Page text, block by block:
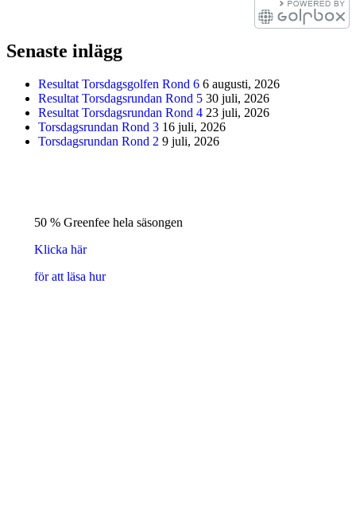
Senaste inlägg
Resultat Torsdagsgolfen Rond 6 6 augusti, 2026
Resultat Torsdagsrundan Rond 5 30 juli, 2026
Resultat Torsdagsrundan Rond 4 23 juli, 2026
Torsdagsrundan Rond 3 16 juli, 2026
Torsdagsrundan Rond 2 9 juli, 2026
50 % Greenfee hela säsongen
Klicka här
för att läsa hur